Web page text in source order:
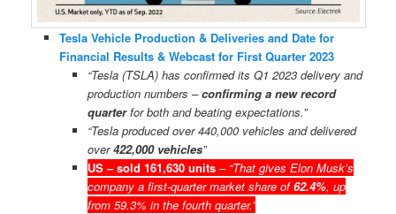
Tesla Vehicle Production & Deliveries and Date for
Financial Results & Webcast for First Quarter 2023
“Tesla (TSLA) has confirmed its Q1 2023 delivery and
production numbers –confirming a new record
quarterfor both and beating expectations.”
“Tesla produced over 440,000 vehicles and delivered
over422,000 vehicles”
US – sold 161,630 units – “That gives Elon Musk’s
company a first-quarter market share of62.4%, up
from 59.3% in the fourth quarter.”